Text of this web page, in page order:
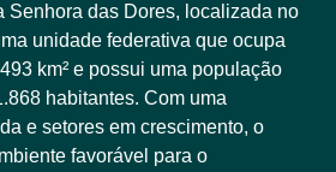
Senhora das Dores, localizada no
unidade federativa que ocupa
km² e possui uma população
habitantes. Com uma
e setores em crescimento, o
favorável para o